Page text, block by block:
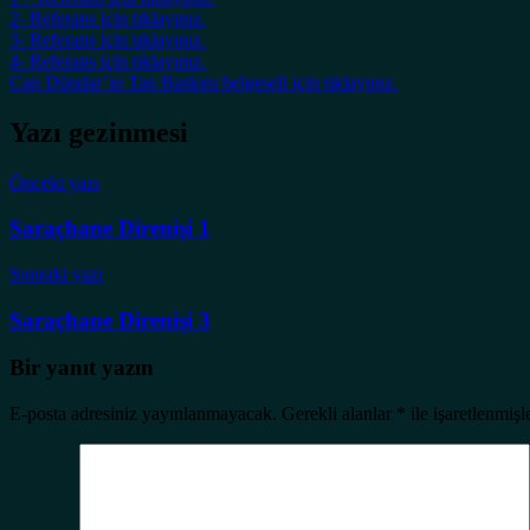
2- Referans için tıklayınız.
3- Referans için tıklayınız.
4- Referans için tıklayınız.
Can Dündar’ın Tan Baskını belgeseli için tıklayınız.
Yazı gezinmesi
Önceki yazı
Saraçhane Direnişi 1
Sonraki yazı
Saraçhane Direnişi 3
Bir yanıt yazın
E-posta adresiniz yayınlanmayacak. Gerekli alanlar * ile